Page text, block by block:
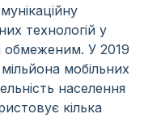
технологій у
обмеженим. У 2019
мільйона мобільних
населення
кілька